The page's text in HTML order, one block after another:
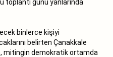
toplantı günü yanlarında
binlerce kişiyi
belirten Çanakkale
mitingin demokratik ortamda